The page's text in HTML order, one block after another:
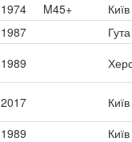
1974 M45+
Київ
1987
Гута
1989
2017
Київ
1989
Київ